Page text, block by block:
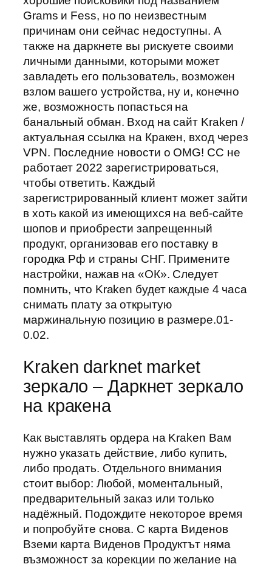
Grams и Fess, но по неизвестным
причинам они сейчас недоступны. А
также на даркнете вы рискуете своими
личными данными, которыми может
завладеть его пользователь, возможен
взлом вашего устройства, ну и, конечно
же, возможность попасться на
банальный обман. Вход на сайт Kraken /
актуальная ссылка на Кракен, вход через
VPN. Последние новости о OMG! CC не
работает 2022 зарегистрироваться,
чтобы ответить. Каждый
зарегистрированный клиент может зайти
в хоть какой из имеющихся на веб-сайте
шопов и приобрести запрещенный
продукт, организовав его поставку в
городка Рф и страны СНГ. Примените
настройки, нажав на «ОК». Следует
помнить, что Kraken будет каждые 4 часа
снимать плату за открытую
маржинальную позицию в размере.01-
0.02.
Kraken darknet market
зеркало – Даркнет зеркало
на кракена
Как выставлять ордера на Kraken Вам
нужно указать действие, либо купить,
либо продать. Отдельного внимания
стоит выбор: Любой, моментальный,
предварительный заказ или только
надёжный. Подождите некоторое время
и попробуйте снова. С карта Виденов
Вземи карта Виденов Продуктът няма
възможност за корекции по желание на